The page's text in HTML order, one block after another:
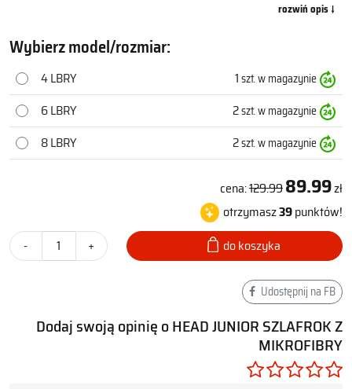
Wybierz model/rozmiar:
4 LBRY 1szt. w magazynie
6 LBRY 2szt. w magazynie
8 LBRY 2szt. w magazynie
cena:129.9989.99zł
otrzymasz39punktów!
-
+ do koszyka
Udostępnij na FB
Dodaj swoją opinię o HEAD JUNIOR SZLAFROK Z
MIKROFIBRY